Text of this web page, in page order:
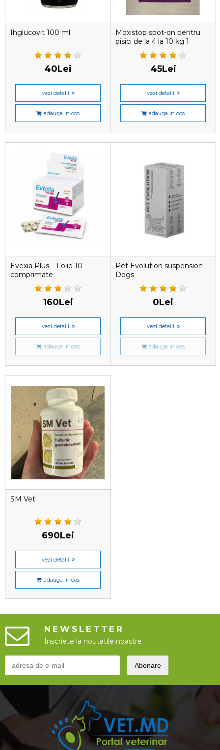
Ihglucovit 100 ml
40Lei
vezi detalii
adauga in cos
Moxistop spot-on pentru
pisici de la 4 la 10 kg 1
45Lei
vezi detalii
adauga in cos
Evexia Plus – Folie 10
comprimate
160Lei
vezi detalii
adauga in cos
Pet Evolution suspension
Dogs
0Lei
vezi detalii
adauga in cos
SM Vet
690Lei
vezi detalii
adauga in cos
NEWSLETTER
Inscriete la noutatile noastre